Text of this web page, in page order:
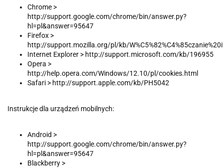
Chrome >
http://support.google.com/chrome/bin/answer.py?
hl=pl&answer=95647
Firefox >
http://support.mozilla.org/pl/kb/
Internet Explorer > http://support.microsoft.com/kb/196955
Opera >
http://help.opera.com/Windows/12.10/pl/cookies.html
Safari > http://support.apple.com/kb/PH5042
Instrukcje dla urządzeń mobilnych:
Android >
http://support.google.com/chrome/bin/answer.py?
hl=pl&answer=95647
Blackberry >